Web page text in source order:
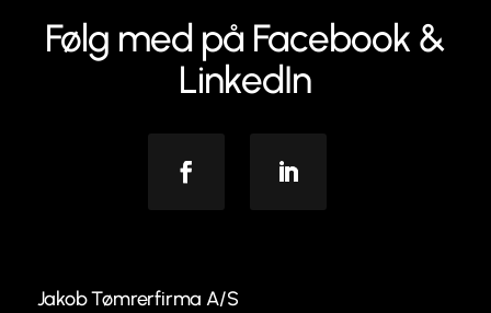
Følg med på Facebook &
LinkedIn
Jakob Tømrerfirma A/S